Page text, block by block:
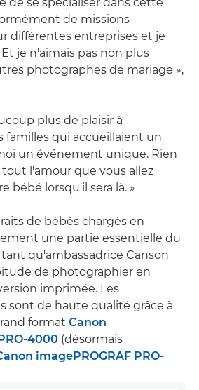
de missions
différentes entreprises et je
je n'aimais pas non plus
photographes de mariage »,
plus de plaisir à
familles qui accueillaient un
un événement unique. Rien
l'amour que vous allez
bébé lorsqu'il sera là. »
de bébés chargés en
une partie essentielle du
tant qu'ambassadrice Canson
de photographier en
imprimée. Les
sont de haute qualité grâce à
format Canon
4000 (désormais
imagePROGRAF PRO-